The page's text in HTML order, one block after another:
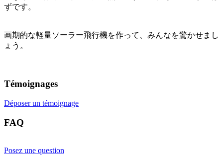
ずです。
画期的な軽量ソーラー飛行機を作って、みんなを驚かせまし
ょう。
Témoignages
Déposer un témoignage
FAQ
Posez une question